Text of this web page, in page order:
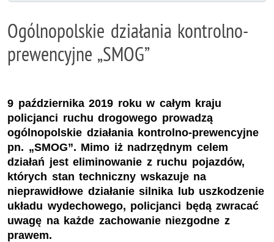
Ogólnopolskie działania kontrolno-
prewencyjne „SMOG”
9 października 2019 roku w całym kraju
policjanci ruchu drogowego prowadzą
ogólnopolskie działania kontrolno-prewencyjne
pn. „SMOG”. Mimo iż nadrzędnym celem
działań jest eliminowanie z ruchu pojazdów,
których stan techniczny wskazuje na
nieprawidłowe działanie silnika lub uszkodzenie
układu wydechowego, policjanci będą zwracać
uwagę na każde zachowanie niezgodne z
prawem.